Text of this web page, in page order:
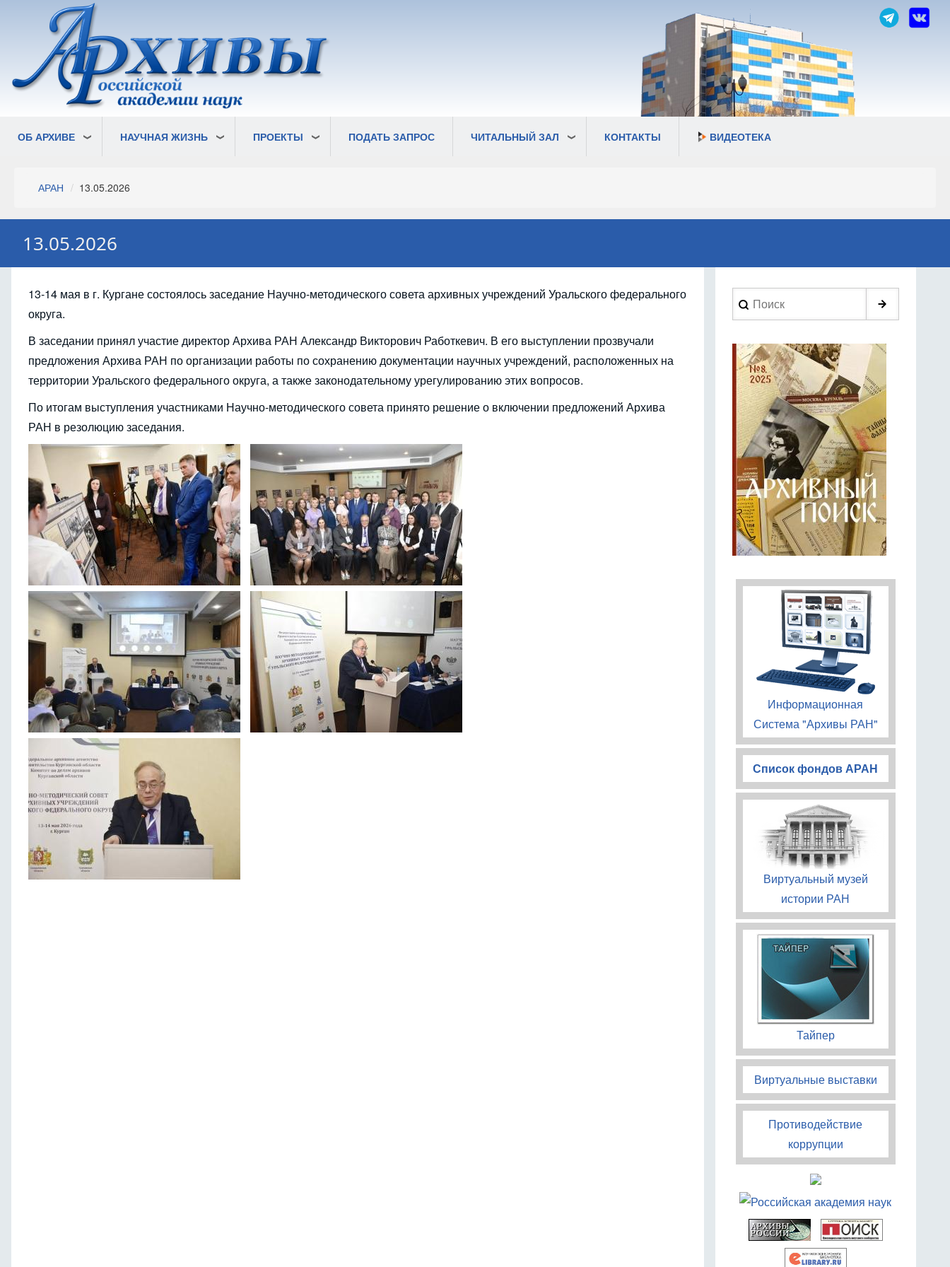
основному
содержанию
ОБ АРХИВЕ НАУЧНАЯ ЖИЗНЬ ПРОЕКТЫ ПОДАТЬ ЗАПРОС ЧИТАЛЬНЫЙ ЗАЛ КОНТАКТЫ ВИДЕОТЕКА
Строка
АРАН 13.05.2026
13.05.2026
13-14 мая в г. Кургане состоялось заседание Научно-методического совета архивных учреждений Уральского федерального
округа.
В заседании принял участие директор Архива РАН Александр Викторович Работкевич. В его выступлении прозвучали
предложения Архива РАН по организации работы по сохранению документации научных учреждений, расположенных на
территории Уральского федерального округа, а также законодательному урегулированию этих вопросов.
По итогам выступления участниками Научно-методического совета принято решение о включении предложений Архива
РАН в резолюцию заседания.
Search
Информационная
Система "Архивы РАН"
Список фондов АРАН
Виртуальный музей
истории РАН
Тайпер
Виртуальные выставки
Противодействие
коррупции